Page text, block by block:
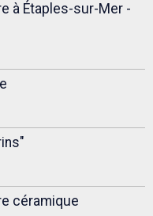
à Étaples-sur-Mer -
céramique